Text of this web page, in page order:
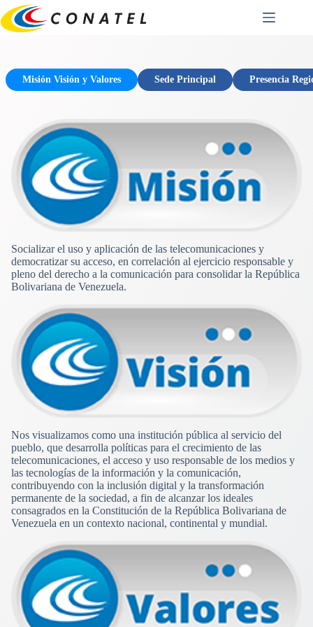
Saltar
al
contenido
Misión Visión y Valores Sede Principal Presencia
Socializar el uso y aplicación de las telecomunicaciones y
democratizar su acceso, en correlación al ejercicio responsable y
pleno del derecho a la comunicación para consolidar la República
Bolivariana de Venezuela.
Nos visualizamos como una institución pública al servicio del
pueblo, que desarrolla políticas para el crecimiento de las
telecomunicaciones, el acceso y uso responsable de los medios y
las tecnologías de la información y la comunicación,
contribuyendo con la inclusión digital y la transformación
permanente de la sociedad, a fin de alcanzar los ideales
consagrados en la Constitución de la República Bolivariana de
Venezuela en un contexto nacional, continental y mundial.